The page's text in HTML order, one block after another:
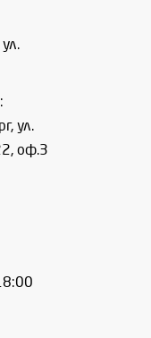
ул.
ул.
оф.3